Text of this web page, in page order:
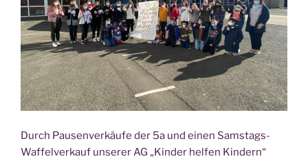
Durch Pau­sen­ver­käu­fe der 5a und einen Sams­tags-
Waf­fel­ver­kauf unse­rer AG „Kin­der hel­fen Kin­dern“